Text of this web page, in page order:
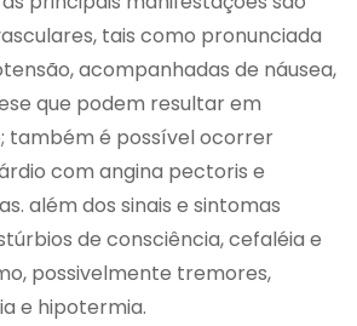
tais como pronunciada
acompanhadas de náusea,
que podem resultar em
também é possível ocorrer
com angina pectoris e
além dos sinais e sintomas
de consciência, cefaléia e
possivelmente tremores,
e hipotermia.